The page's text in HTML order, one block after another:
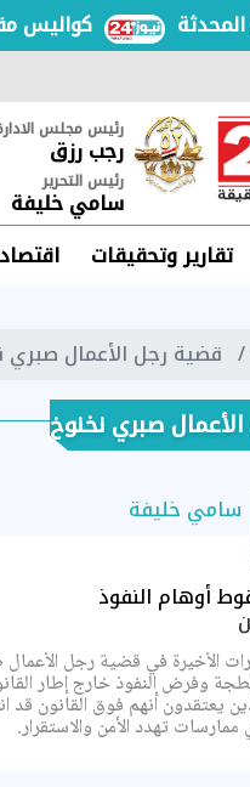
كواليس مقتل
رئيس مجلس
رجب رزق
رئيس التحرير
سامي خليفة
تقارير وتحقيقات اقتصاد
قضية رجل الأعمال صبري
صبري نخنوخ
سامي خليفة
أوهام النفوذ
الأخيرة في قضية رجل
وفرض النفوذ خارج إطار
يعتقدون أنهم فوق القانون
ممارسات تهدد الأمن والاستقرار.